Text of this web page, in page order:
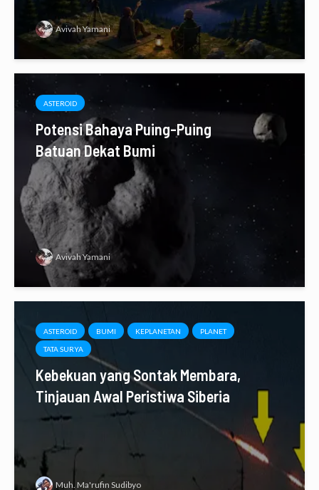
Avivah Yamani
ASTEROID
Potensi Bahaya Puing-Puing
Batuan Dekat Bumi
Avivah Yamani
ASTEROID BUMI KEPLANETAN PLANET
TATA SURYA
Kebekuan yang Sontak Membara,
Tinjauan Awal Peristiwa Siberia
Muh. Ma'rufin Sudibyo